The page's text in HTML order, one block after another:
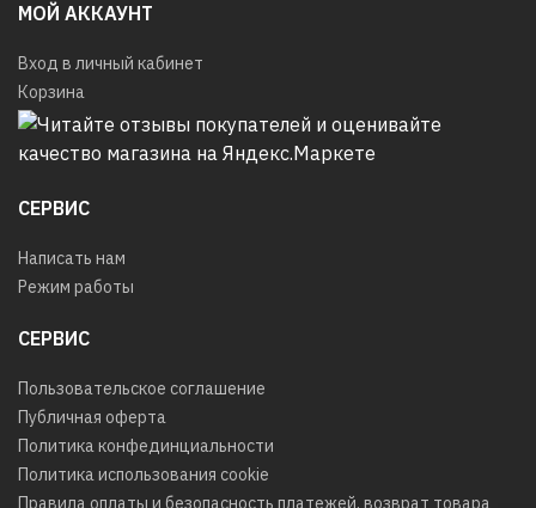
МОЙ АККАУНТ
Вход в личный кабинет
Корзина
СЕРВИС
Написать нам
Режим работы
СЕРВИС
Пользовательское соглашение
Публичная оферта
Политика конфединциальности
Политика использования cookie
Правила оплаты и безопасность платежей, возврат товара